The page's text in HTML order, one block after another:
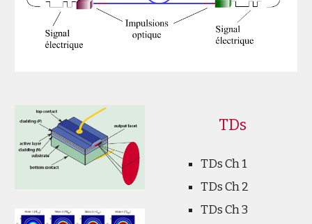
TDs
TDs Ch 1
TDs Ch 2
TDs Ch 3